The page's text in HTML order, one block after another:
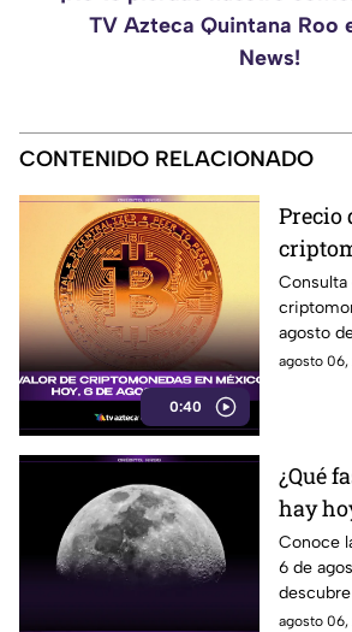
TV Azteca Quintana Roo
News!
CONTENIDO RELACIONADO
0:40
Precio
de
Consulta
agosto
con las
agosto
¿Qué
hay
2026?
se
noche
Conoce
6 de
agosto